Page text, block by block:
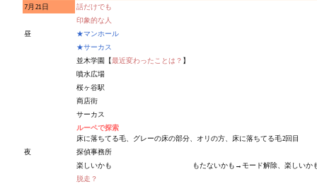
Manga List
USA comics
WALKTHROUGH VN
7月21日
話だけでも
印象的な人
昼
★マンホール
★サーカス
並木学園【最近変わったことは？ 】
噴水広場
桜ヶ谷駅
商店街
サーカス
ルーペで探索
床に落ちてる毛、グレーの床の部分、オリの方、床に落ちてる毛2回目
夜
探偵事務所
楽しいかも
もたないかも→モード解除、楽しいか
脱走？